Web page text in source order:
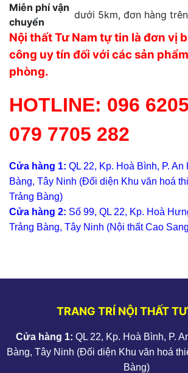
Miễn phí vận
chuyển
dưới 5km, đơn hàng
Nội thất Tư Nam tự tin là đơn vị
công uy tín đối với các sản
phòng.
HOTLINE: 096
079 7705 282
Cửa hàng 1: QL 22, Kp. Hoà Bình, P. An
Bàng, Tây Ninh (Đối diện Khu văn hoá
Trảng Bàng)
Cửa hàng 2: Số 99, QL 22, Kp. Hoà
Trảng Bàng, Tây Ninh (Nội thất Cao
TRANG TRÍ NỘI THẤT
Cửa hàng 1: QL 22, Kp. Hoà Bình, P.
Bàng, Tây Ninh (Đối diện Khu văn hoá
Bàng)